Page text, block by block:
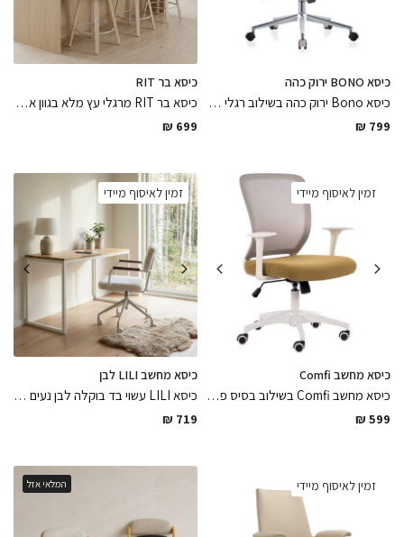
כיסא BONO ירוק כהה
כיסא Bono ירוק כהה בשילוב רגלי נירוסטה ומושב דמוי עור בגימור מושלם נח ונעים למגע קל ופרקטי לניקיון
₪ 799
כיסא בר RIT
כיסא בר RIT מרגלי עץ מלא בגוון אלון בהיר בשילוב מושב עשוי פוליאסטר גוון אפור בהיר נח ונעים למגע קל ופרקטי לניקיון בגימורים מושלמים
₪ 699
זמין לאיסוף מיידי
כיסא מחשב Comfi
כיסא מחשב Comfi בשילוב בסיס פולימר לבן ומושב בד גוון חמרה נח לישיבה ממושכת ופרקטי לניקיון בשילוב גלגלים מותאמים לפרקט
₪ 599
זמין לאיסוף מיידי
כיסא מחשב LILI לבן
כיסא LILI עשוי בד בוקלה לבן נעים ונוח למגע בשילוב רגלי מתכת בגוון לבן מט מותאמים לפרקט ולרצפה בשילוב מאחזי יד מעץ אגוז
₪ 719
זמין לאיסוף מיידי המלאי אזל